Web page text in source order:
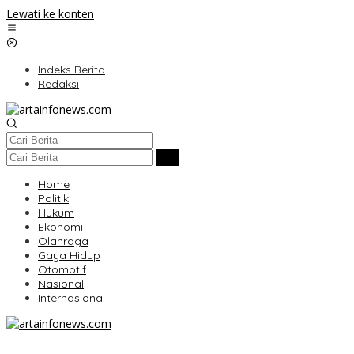
Lewati ke konten
Indeks Berita
Redaksi
Home
Politik
Hukum
Ekonomi
Olahraga
Gaya Hidup
Otomotif
Nasional
Internasional